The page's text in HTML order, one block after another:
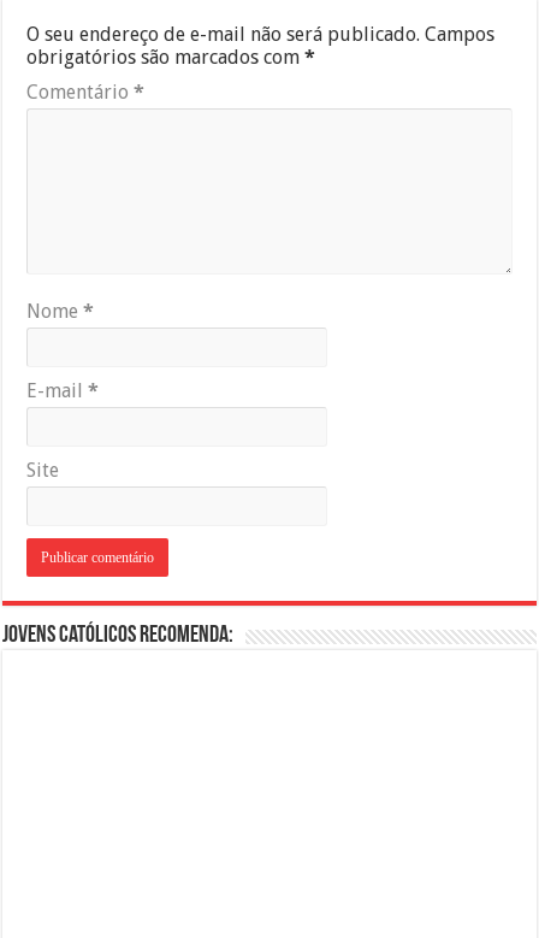
O seu endereço de e-mail não será publicado. Campos
obrigatórios são marcados com*
Comentário*
Nome*
E-mail*
Site
Jovens Católicos Recomenda: